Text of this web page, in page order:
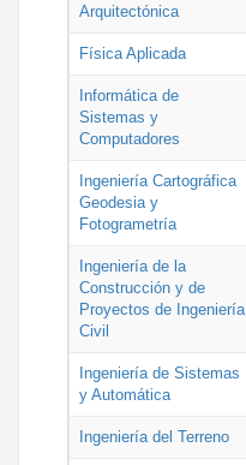
Arquitectónica
Física Aplicada
Informática de
Sistemas y
Computadores
Ingeniería Cartográfica
Geodesia y
Fotogrametría
Ingeniería de la
Construcción y de
Proyectos de Ingeniería
Civil
Ingeniería de Sistemas
y Automática
Ingeniería del Terreno